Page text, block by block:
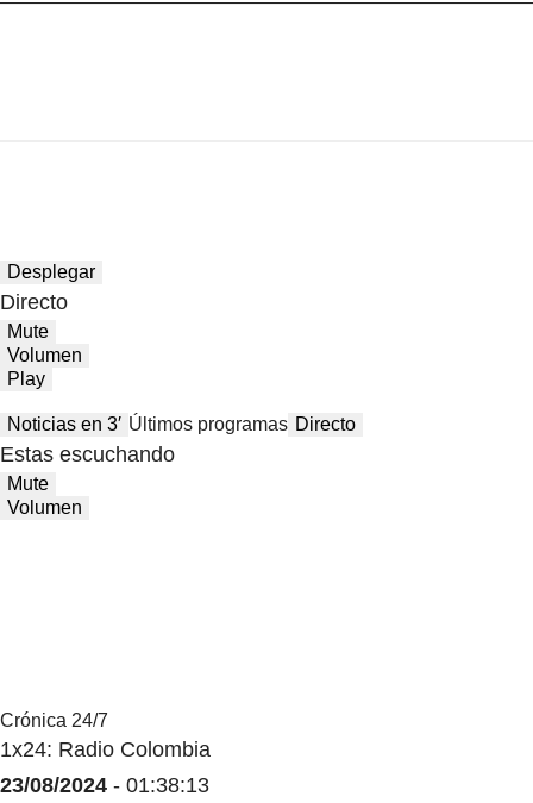
Desplegar
Directo
Mute
Volumen
Play
Noticias en 3′ Últimos programas
Estas escuchando
Mute
Crónica 24/7
1x24: Radio Colombia